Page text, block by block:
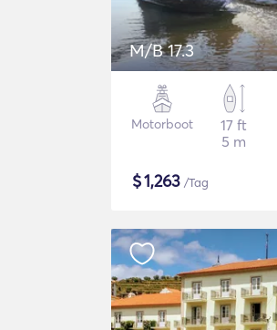
M/B 17.3
Motorboot
17 ft
5 m
$1,263 /Tag